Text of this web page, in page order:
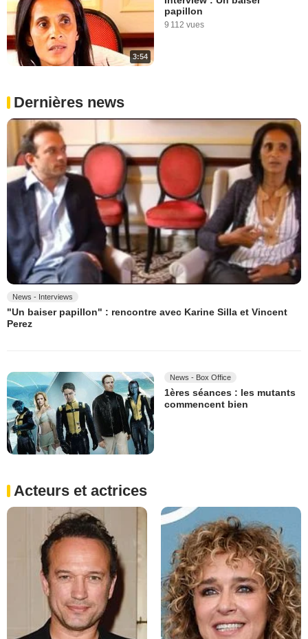
3:54
papillon
9 112 vues
Dernières news
News - Interviews
"Un baiser papillon" : rencontre avec Karine Silla et Vincent
Perez
News - Box Office
1ères séances : les mutants
commencent bien
Acteurs et actrices